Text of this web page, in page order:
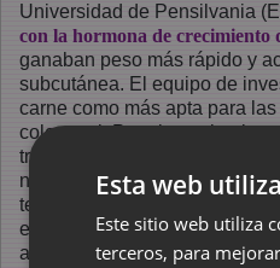
Universidad de Pensilvania
con la hormona de crecimiento
ganaban peso más rápido y
subcutánea. El equipo de
carne como más apta para
colesterol. Pero los animales
trastornos físicos: los jabatos
normal, tenían poco apetito y
tenían un nivel de fertilidad
esta hormona en la sangre,
alto incidencia de úlceras (pp.
Esta web
Este sitio web utiliza
terceros, para